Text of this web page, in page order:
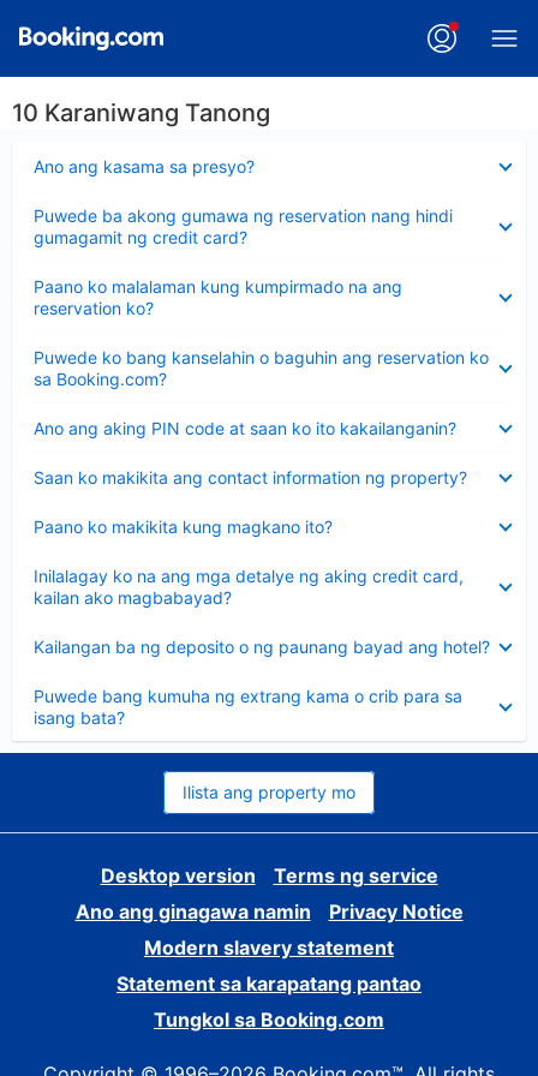
10 Karaniwang Tanong
Ano ang kasama sa presyo?
ang
Puwede ba akong gumawa ng reservation nang hindi
gumagamit ng credit card?
ang
sagot
Paano ko malalaman kung kumpirmado na ang
reservation ko?
ang
sagot
Puwede ko bang kanselahin o baguhin ang reservation ko
sa Booking.com?
ang
sagot
Ano ang aking PIN code at saan ko ito kakailanganin?
ang
Saan ko makikita ang contact information ng property?
ang
Paano ko makikita kung magkano ito?
ang
Inilalagay ko na ang mga detalye ng aking credit card,
kailan ako magbabayad?
ang
sagot
Kailangan ba ng deposito o ng paunang bayad ang hotel?
ang
Puwede bang kumuha ng extrang kama o crib para sa
isang bata?
ang
sagot
Ilista ang property mo
Desktop version
Terms ng service
Ano ang ginagawa namin
Privacy Notice
Modern slavery statement
Statement sa karapatang pantao
Tungkol sa Booking.com